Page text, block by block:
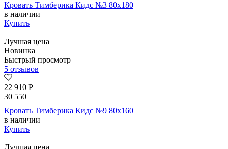
Кровать Тимберика Кидс №3 80х180
в наличии
Купить
Лучшая цена
Новинка
Быстрый просмотр
5 отзывов
22 910 Р
30 550
Кровать Тимберика Кидс №9 80х160
в наличии
Купить